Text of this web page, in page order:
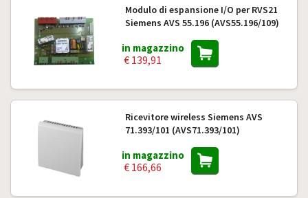
Modulo di espansione I/O per RVS21
Siemens AVS 55.196 (AVS55.196/109)
in magazzino
€ 139,91
Ricevitore wireless Siemens AVS
71.393/101 (AVS71.393/101)
in magazzino
€ 166,66